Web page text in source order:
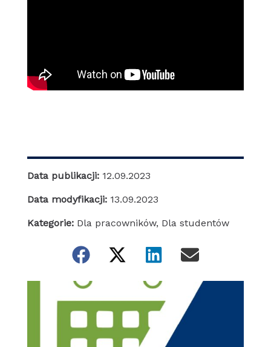
Data publikacji: 12.09.2023
Data modyfikacji: 13.09.2023
Kategorie: Dla pracowników, Dla studentów